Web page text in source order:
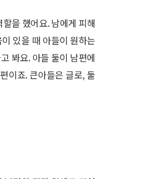
을 했어요. 남에게 피해
있을 때 아들이 원하는
봐요. 아들 둘이 남편에
이죠. 큰아들은 글로, 둘